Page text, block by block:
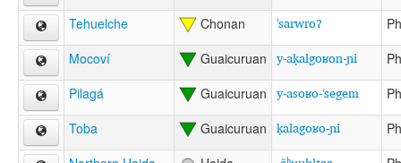
Tehuelche
Chonan 'sarwroʔ
Mocoví
Guaicuruan y-aḳalgoʁon-ɲi
Pilagá
Guaicuruan y-asoʁo-'segem
Toba
Guaicuruan ḳalagoʁo-ɲi